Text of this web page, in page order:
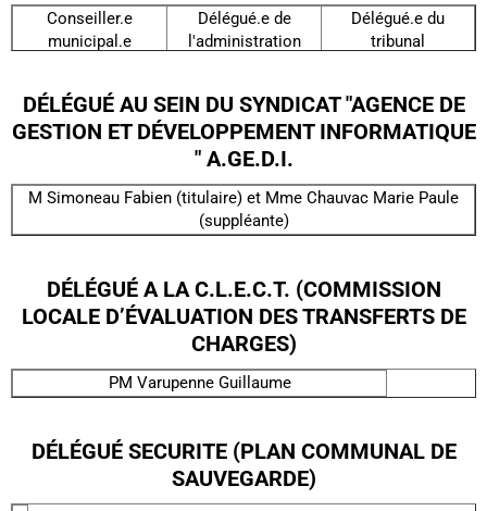
Conseiller.e
municipal.e
Délégué.e de
l'administration
Délégué.e du
tribunal
Fraboulet Bernadette
(titulaire)
Maugein Baptiste
Lardie Marie
(suppléante)
Venon Régine
(suppléante)
Graffouiliere jean
Michel (suppléant)
(suppléante)
DÉLÉGUÉ AU SEIN DU SYNDICAT "AGENCE DE
GESTION ET DÉVELOPPEMENT INFORMATIQUE
" A.GE.D.I.
M Simoneau Fabien (titulaire) et Mme Chauvac Marie Paule
(suppléante)
DÉLÉGUÉ A LA C.L.E.C.T. (COMMISSION
LOCALE D’ÉVALUATION DES TRANSFERTS DE
CHARGES)
PM Varupenne Guillaume
DÉLÉGUÉ SECURITE (PLAN COMMUNAL DE
SAUVEGARDE)